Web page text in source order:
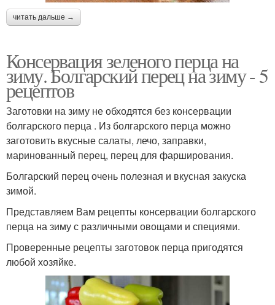
Фаршированный фарш
Перец в мультиварке Фаршированные перцы
Калории в
фаршированных
перцах
Фаршированный овощ
Макроэлементы в перец Витамины в перец
Фаршированный
творог
читать дальше →
Консервация зеленого перца на
зиму. Болгарский перец на зиму - 5
рецептов
Заготовки на зиму не обходятся без консервации
болгарского перца . Из болгарского перца можно
заготовить вкусные салаты, лечо, заправки,
маринованный перец, перец для фарширования.
Болгарский перец очень полезная и вкусная закуска
зимой.
Представляем Вам рецепты консервации болгарского
перца на зиму с различными овощами и специями.
Проверенные рецепты заготовок перца пригодятся
любой хозяйке.